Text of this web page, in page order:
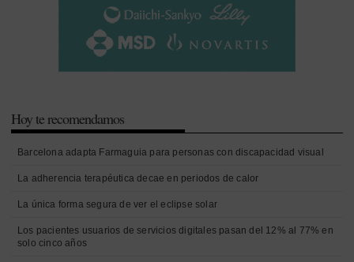
Hoy te recomendamos
Barcelona adapta Farmaguia para personas con discapacidad visual
La adherencia terapéutica decae en periodos de calor
La única forma segura de ver el eclipse solar
Los pacientes usuarios de servicios digitales pasan del 12% al 77% en
solo cinco años